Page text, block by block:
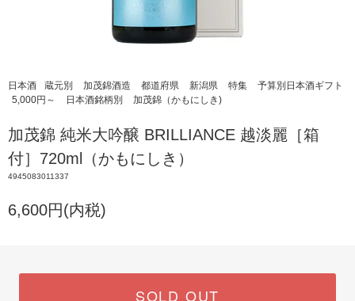
日本酒 蔵元別 加茂錦酒造 都道府県 新潟県 特集
予算別日本酒ギフト
5,000円～
日本酒銘柄別 加茂錦（かもにしき)
加茂錦 純米大吟醸 BRILLIANCE 越淡麗［箱
付］720ml（かもにしき）
4945083011337
6,600円(内税)
SOLD OUT